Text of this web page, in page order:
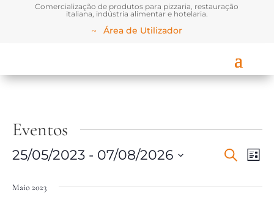
Comercialização de produtos para pizzaria, restauração
italiana, indústria alimentar e hotelaria.
Área de Utilizador
Eventos
de
Pesquisar
Lista
25/05/2023 - 07/08/2026
aMaio 2023